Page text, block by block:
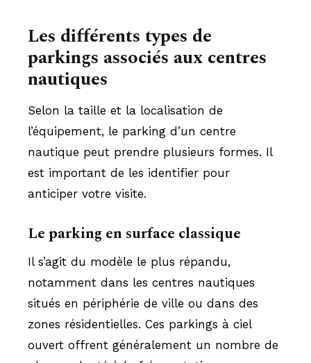
Les différents types de
parkings associés aux centres
nautiques
Selon la taille et la localisation de
l’équipement, le parking d’un centre
nautique peut prendre plusieurs formes. Il
est important de les identifier pour
anticiper votre visite.
Le parking en surface classique
Il s’agit du modèle le plus répandu,
notamment dans les centres nautiques
situés en périphérie de ville ou dans des
zones résidentielles. Ces parkings à ciel
ouvert offrent généralement un nombre de